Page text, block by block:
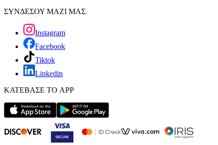
ΣΥΝΔΕΣΟΥ ΜΑΖΙ ΜΑΣ
Instagram
Facebook
Tiktok
Linkedin
ΚΑΤΕΒΑΣΕ ΤΟ APP